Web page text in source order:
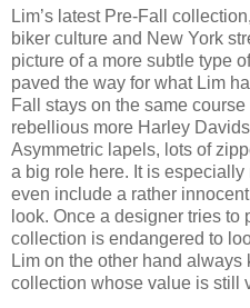
Lim’s latest Pre-Fall
biker culture and New York
picture of a more subtle type
paved the way for what Lim
Fall stays on the same
rebellious more Harley
Asymmetric lapels, lots of
a big role here. It is
even include a rather
look. Once a designer tries to
collection is endangered to
Lim on the other hand
collection whose value is still